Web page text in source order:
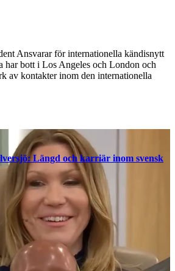
Ansvarar för internationella kändisnytt
har bott i Los Angeles och London och
av kontakter inom den internationella
Längd och karriär inom svensk